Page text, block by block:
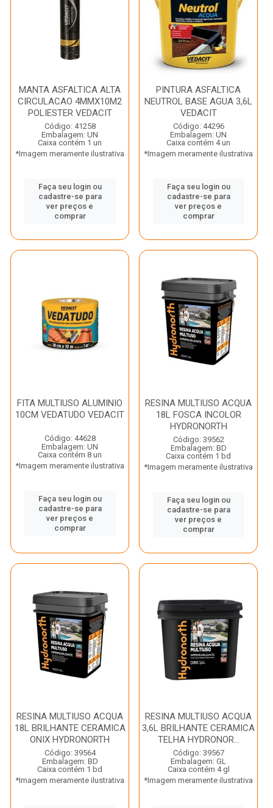
MANTA ASFALTICA ALTA
CIRCULACAO 4MMX10M2
POLIESTER VEDACIT
Código: 41258
Embalagem: UN
Caixa contém 1 un
*Imagem meramente ilustrativa
Faça seu login ou
cadastre-se para
ver preços e
comprar
PINTURA ASFALTICA
NEUTROL BASE AGUA 3,6L
VEDACIT
Código: 44296
Embalagem: UN
Caixa contém 4 un
*Imagem meramente ilustrativa
Faça seu login ou
cadastre-se para
ver preços e
comprar
FITA MULTIUSO ALUMINIO
10CM VEDATUDO VEDACIT
Código: 44628
Embalagem: UN
Caixa contém 8 un
*Imagem meramente ilustrativa
Faça seu login ou
cadastre-se para
ver preços e
comprar
RESINA MULTIUSO ACQUA
18L FOSCA INCOLOR
HYDRONORTH
Código: 39562
Embalagem: BD
Caixa contém 1 bd
*Imagem meramente ilustrativa
Faça seu login ou
cadastre-se para
ver preços e
comprar
RESINA MULTIUSO ACQUA
18L BRILHANTE CERAMICA
ONIX HYDRONORTH
Código: 39564
Embalagem: BD
Caixa contém 1 bd
*Imagem meramente ilustrativa
RESINA MULTIUSO ACQUA
3,6L BRILHANTE CERAMICA
TELHA HYDRONOR...
Código: 39567
Embalagem: GL
Caixa contém 4 gl
*Imagem meramente ilustrativa